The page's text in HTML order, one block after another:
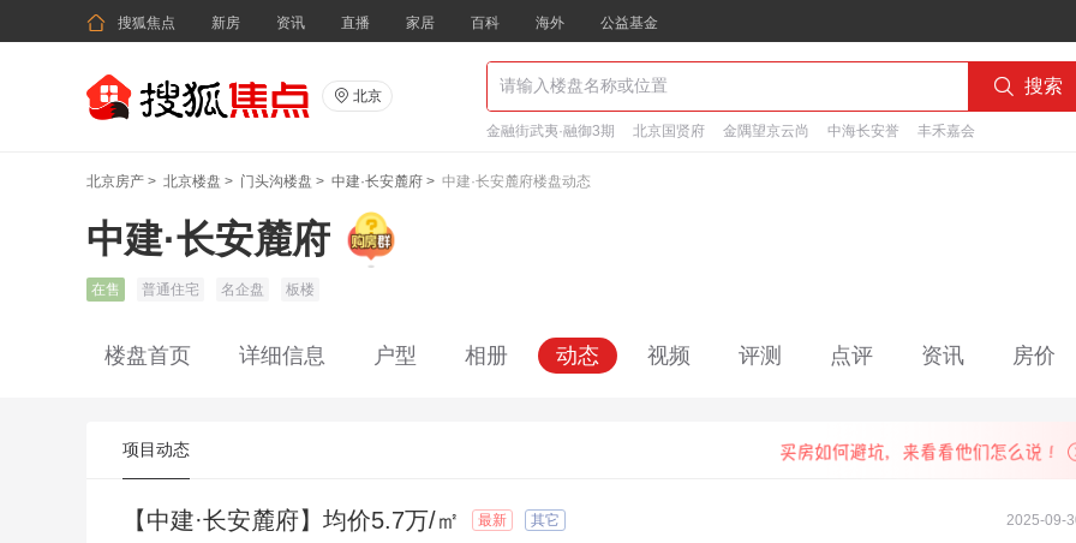
 搜狐焦点 新房 资讯 直播 家居 百科 海外 公益基金
 北京  搜索
金融街武夷·融御3期 北京国贤府 金隅望京云尚 中海长安誉 丰禾嘉会
北京房产 > 北京楼盘 > 门头沟楼盘 > 中建·长安麓府 > 中建·长安麓府楼盘动态
中建·长安麓府
在售 普通住宅 名企盘 板楼
楼盘首页 详细信息 户型 相册 动态 视频 评测 点评 资讯 房价
项目动态
【中建·长安麓府】均价5.7万/㎡ 最新 其它 2025-09-